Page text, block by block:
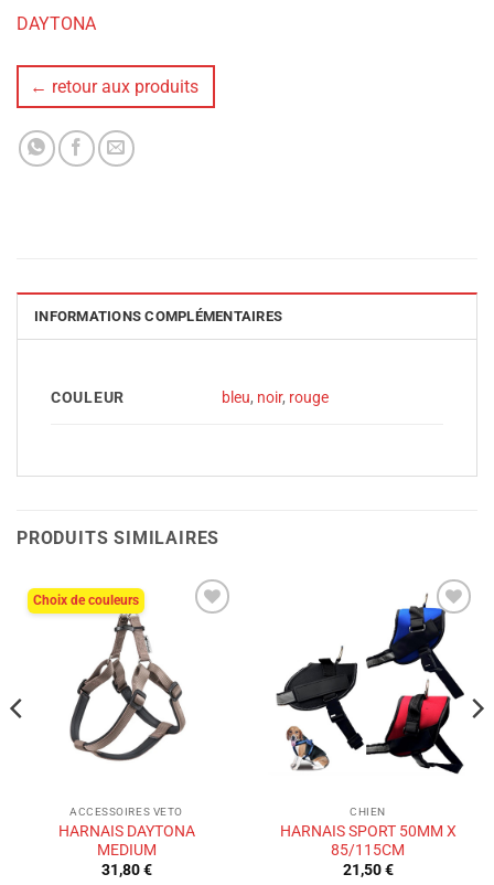
DAYTONA
← retour aux produits
INFORMATIONS COMPLÉMENTAIRES
COULEUR bleu, noir, rouge
PRODUITS SIMILAIRES
Choix de couleurs
ACCESSOIRES VETO
HARNAIS DAYTONA
MEDIUM
31,80€
Ajouter
à la liste
de
souhaits
CHIEN
HARNAIS SPORT 50MM X
85/115CM
21,50€